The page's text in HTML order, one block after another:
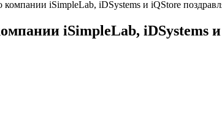
iSimpleLab, iDSystems и iQStore
iSimpleLab, iDSystems